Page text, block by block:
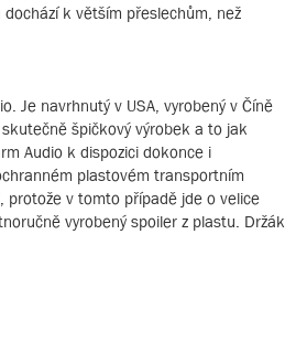
k větším přeslechům, než
Je navrhnutý v USA, vyrobený v Číně
špičkový výrobek a to jak
Audio k dispozici dokonce i
plastovém transportním
protože v tomto případě jde o velice
vyrobený spoiler z plastu. Držák